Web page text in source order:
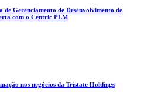
Gerenciamento de Desenvolvimento de
com o Centric PLM
nos negócios da Tristate Holdings